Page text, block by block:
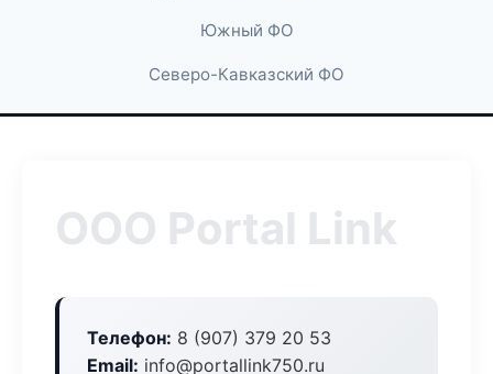
Южный ФО
Северо-Кавказский ФО
ООО Portal Link
Телефон: 8 (907) 379 20 53
Email: info@portallink750.ru